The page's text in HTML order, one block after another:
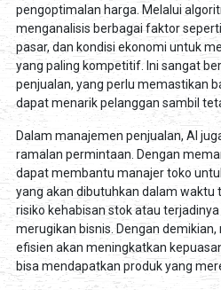
pengoptimalan harga. Melalui
menganalisis berbagai faktor
pasar, dan kondisi ekonomi untuk
yang paling kompetitif. Ini sangat
penjualan, yang perlu memastikan
dapat menarik pelanggan sambil
Dalam manajemen penjualan, AI
ramalan permintaan. Dengan
dapat membantu manajer toko
yang akan dibutuhkan dalam waktu
risiko kehabisan stok atau
merugikan bisnis. Dengan
efisien akan meningkatkan
bisa mendapatkan produk yang